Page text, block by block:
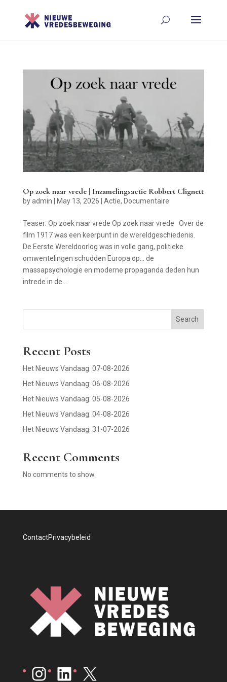
Op zoek naar vrede | Inzamelingsactie Robbert Clignett
byadmin | May 13, 2026 | Actie, Documentaire
Teaser: Op zoek naar vrede Op zoek naar vrede Over de
film 1917 was een keerpunt in de wereldgeschiedenis.
De Eerste Wereldoorlog was in volle gang, politieke
omwentelingen schudden Europa op… de
massapsychologie en moderne propaganda deden hun
intrede in de...
Search
Recent Posts
Het Nieuws Vandaag: 07-08-2026
Het Nieuws Vandaag: 06-08-2026
Het Nieuws Vandaag: 05-08-2026
Het Nieuws Vandaag: 04-08-2026
Het Nieuws Vandaag: 31-07-2026
Recent Comments
No comments to show.
ContactPrivacybeleid
Instagram
LinkedIn
X